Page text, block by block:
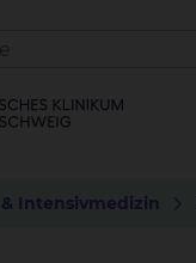
Intensivmedizin